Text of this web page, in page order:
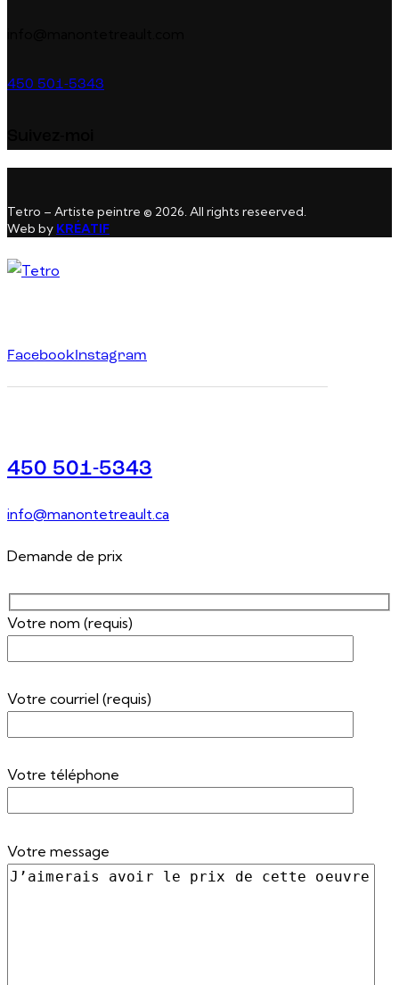
450 501-5343
Tetro – Artiste peintre © 2026. All rights reseerved.
Web by KRÉATIF
FacebookInstagram
450 501-5343
info@manontetreault.ca
Demande de prix
Votre nom (requis)
Votre courriel (requis)
Votre téléphone
Votre message